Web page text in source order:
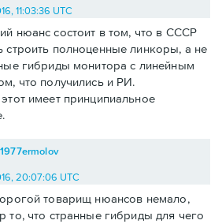
11:03:36 UTC
нюанс состоит в том, что в СССР
строить полноценные линкоры, а не
гибриды монитора с линейным
что получились и РИ.
имеет принципиальное
1977ermolov
20:07:06 UTC
товарищ нюансов немало,
то, что странные гибриды для чего